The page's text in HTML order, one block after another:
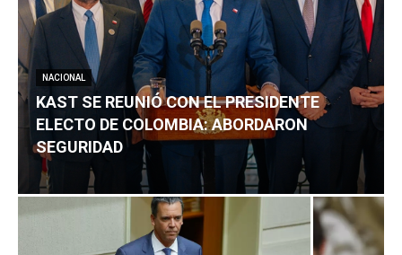
NACIONAL
KAST SE REUNIÓ CON EL PRESIDENTE
ELECTO DE COLOMBIA: ABORDARON
SEGURIDAD